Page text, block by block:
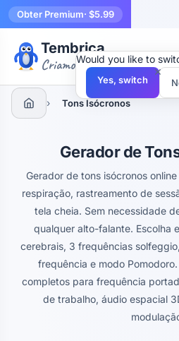
Obter Premium· $5.99
Tembrica
Criamos ferramentas
› Tons Isócronos
Gerador de
Gerador de tons isócronos
respiração, rastreamento de
tela cheia. Sem necessidade
qualquer alto-falante. Escolha
cerebrais, 3 frequências
frequência e modo
completos para frequência
de trabalho, áudio espacial
×
Would you like to
Yes, switch